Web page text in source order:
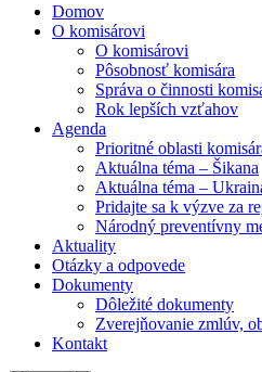
Domov
O komisárovi
O komisárovi
Pôsobnosť komisára
Správa o činnosti
Rok lepších vzťahov
Agenda
Prioritné oblasti
Aktuálna téma – Šikana
Aktuálna téma –
Pridajte sa k výzve za
Národný preventívny
Aktuality
Otázky a odpovede
Dokumenty
Dôležité dokumenty
Zverejňovanie zmlúv,
Kontakt